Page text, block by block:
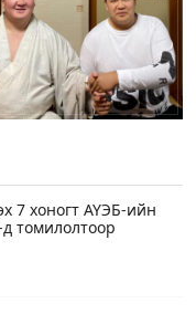
7 хоногт АҮЭБ-ийн
томилолтоор